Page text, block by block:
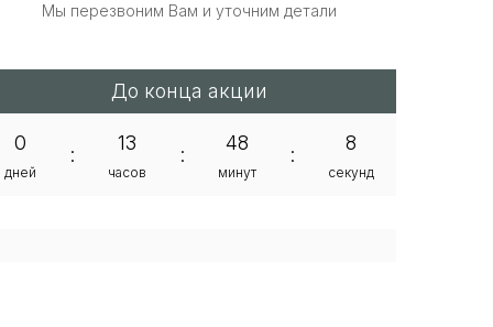
Мы перезвоним Вам и уточним детали
До конца акции
0
дней
:
13
часов
:
48
минут
:
7
секунд